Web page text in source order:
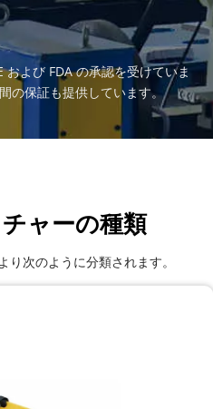
よび FDA の承認を受けていま
の保証も提供しています。
ャーの種類
次のように分類されます。